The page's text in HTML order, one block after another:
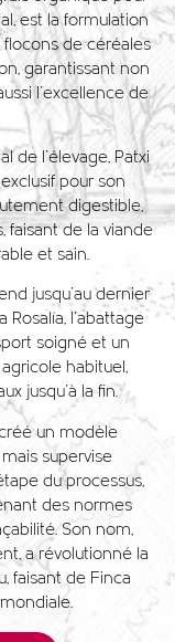
est la formulation
flocons de céréales
garantissant non
l'excellence de
de l'élevage, Patxi
pour son
digestible,
faisant de la viande
et sain.
jusqu'au dernier
Rosalía, l'abattage
soigné et un
habituel,
jusqu'à la fin.
un modèle
supervise
du processus,
des normes
Son nom,
a révolutionné la
faisant de Finca